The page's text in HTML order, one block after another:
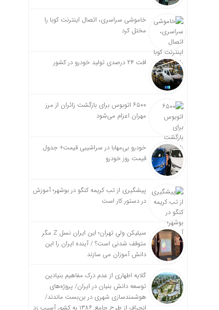
خاموشی سراسری، اتصال اینترنت کوبا را
مختل کرد
افت ۲۴ درصدی تولید خودرو در کشور
۶۵۰۰ اتوبوس برای بازگشت زائران از مرز
مهران اعزام می‌شود
خودرو بی‌مهابا در سراشیبی قیمت+ جدول
قیمت روز خودرو
پیشگیری از تب کریمه کنگو در بوشهر؛ آموزش
در دستور کار است
سیلیکن ولیِ تهران؛ این ایران نسل Z مگر
متوقف شدنی است؟ / آینده ایران را این
دانش آموزان می سازند
گلایه اطهاری از عدم درک مفاهیم بنیادین
توسعه دانش بنیان در ایران/ پروژه‌های
هوشمندسازی شهری در بن‌بست ماندند/
انحراف از طرح جامع ۱۳۸۶ به کشور آسیب زد